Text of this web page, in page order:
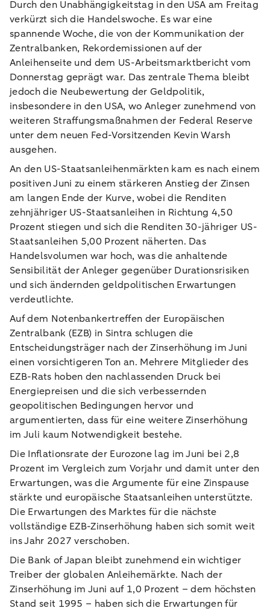
Durch den Unabhängigkeitstag in den USA am Freitag
verkürzt sich die Handelswoche. Es war eine
spannende Woche, die von der Kommunikation der
Zentralbanken, Rekordemissionen auf der
Anleihenseite und dem US-Arbeitsmarktbericht vom
Donnerstag geprägt war. Das zentrale Thema bleibt
jedoch die Neubewertung der Geldpolitik,
insbesondere in den USA, wo Anleger zunehmend von
weiteren Straffungsmaßnahmen der Federal Reserve
unter dem neuen Fed-Vorsitzenden Kevin Warsh
ausgehen.
An den US-Staatsanleihenmärkten kam es nach einem
positiven Juni zu einem stärkeren Anstieg der Zinsen
am langen Ende der Kurve, wobei die Renditen
zehnjähriger US-Staatsanleihen in Richtung 4,50
Prozent stiegen und sich die Renditen 30-jähriger US-
Staatsanleihen 5,00 Prozent näherten. Das
Handelsvolumen war hoch, was die anhaltende
Sensibilität der Anleger gegenüber Durationsrisiken
und sich ändernden geldpolitischen Erwartungen
verdeutlichte.
Auf dem Notenbankertreffen der Europäischen
Zentralbank (EZB) in Sintra schlugen die
Entscheidungsträger nach der Zinserhöhung im Juni
einen vorsichtigeren Ton an. Mehrere Mitglieder des
EZB-Rats hoben den nachlassenden Druck bei
Energiepreisen und die sich verbessernden
geopolitischen Bedingungen hervor und
argumentierten, dass für eine weitere Zinserhöhung
im Juli kaum Notwendigkeit bestehe.
Die Inflationsrate der Eurozone lag im Juni bei 2,8
Prozent im Vergleich zum Vorjahr und damit unter den
Erwartungen, was die Argumente für eine Zinspause
stärkte und europäische Staatsanleihen unterstützte.
Die Erwartungen des Marktes für die nächste
vollständige EZB-Zinserhöhung haben sich somit weit
ins Jahr 2027 verschoben.
Die Bank of Japan bleibt zunehmend ein wichtiger
Treiber der globalen Anleihemärkte. Nach der
Zinserhöhung im Juni auf 1,0 Prozent – dem höchsten
Stand seit 1995 – haben sich die Erwartungen für